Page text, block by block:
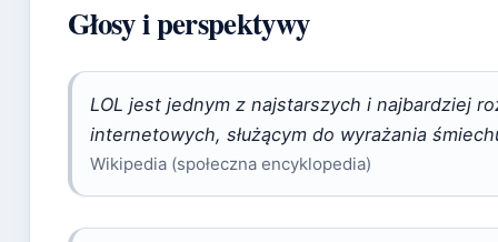
Głosy i perspektywy
LOL jest jednym z najstarszych i najbardziej
internetowych, służącym do wyrażania
Wikipedia (społeczna encyklopedia)